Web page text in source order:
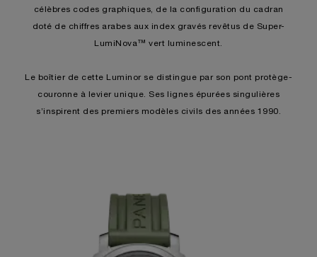
célèbres codes graphiques, de la configuration du cadran
doté de chiffres arabes aux index gravés revêtus de Super-
LumiNova™ vert luminescent.
Le boîtier de cette Luminor se distingue par son pont protège-
couronne à levier unique. Ses lignes épurées singulières
s’inspirent des premiers modèles civils des années 1990.